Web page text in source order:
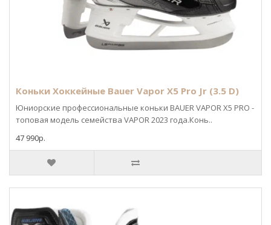
Коньки Хоккейные Bauer Vapor X5 Pro Jr (3.5 D)
Юниорские профессиональные коньки BAUER VAPOR X5 PRO -
топовая модель семейства VAPOR 2023 года.Конь..
47 990р.